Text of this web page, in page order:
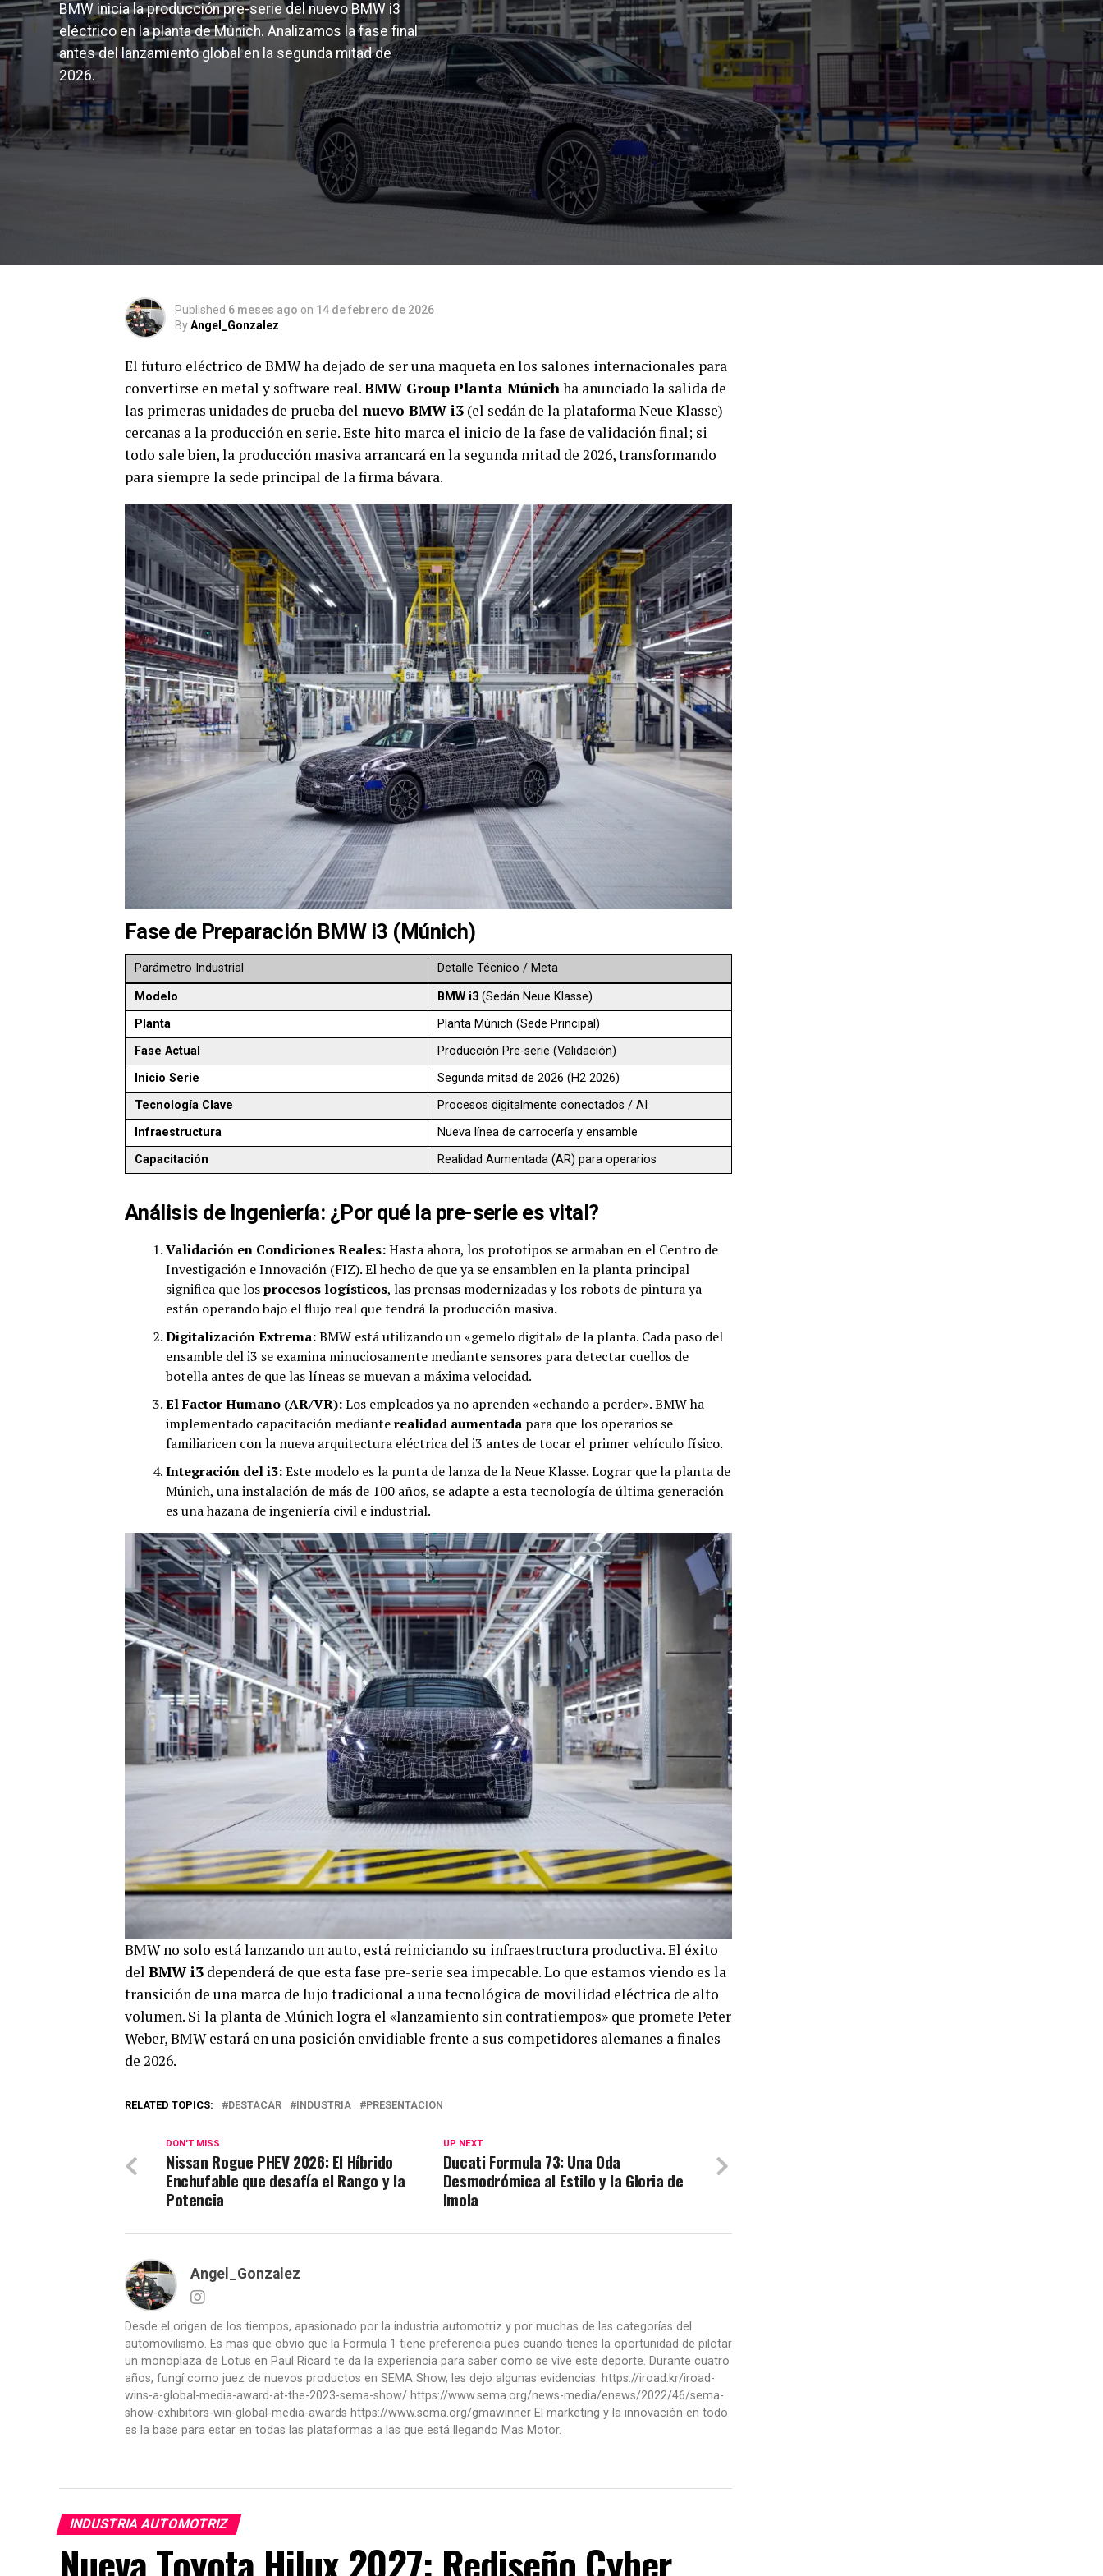
BMW inicia la producción pre-serie del nuevo BMW i3
eléctrico en la planta de Múnich. Analizamos la fase final
antes del lanzamiento global en la segunda mitad de
2026.
Published 6 meses ago on 14 de febrero de 2026
ByAngel_Gonzalez
El futuro eléctrico de BMW ha dejado de ser una maqueta en los salones internacionales para
convertirse en metal y software real.BMW Group Planta Múnichha anunciado la salida de
las primeras unidades de prueba del nuevo BMW i3 (el sedán de la plataforma Neue Klasse)
cercanas a la producción en serie. Este hito marca el inicio de la fase de validación final; si
todo sale bien, la producción masiva arrancará en la segunda mitad de 2026, transformando
para siempre la sede principal de la firma bávara.
Fase de Preparación BMW i3 (Múnich)
Parámetro Industrial Detalle Técnico / Meta
Modelo BMW i3 (Sedán Neue Klasse)
Planta
Planta Múnich (Sede Principal)
Fase Actual
Producción Pre-serie (Validación)
Inicio Serie
Segunda mitad de 2026 (H2 2026)
Tecnología Clave
Procesos digitalmente conectados / AI
Infraestructura
Nueva línea de carrocería y ensamble
Capacitación
Realidad Aumentada (AR) para operarios
Análisis de Ingeniería: ¿Por qué la pre-serie es vital?
Validación en Condiciones Reales:Hasta ahora, los prototipos se armaban en el Centro de
Investigación e Innovación (FIZ). El hecho de que ya se ensamblen en la planta principal
significa que losprocesos logísticos, las prensas modernizadas y los robots de pintura ya
están operando bajo el flujo real que tendrá la producción masiva.
Digitalización Extrema:BMW está utilizando un «gemelo digital» de la planta. Cada paso del
ensamble del i3 se examina minuciosamente mediante sensores para detectar cuellos de
botella antes de que las líneas se muevan a máxima velocidad.
El Factor Humano (AR/VR):Los empleados ya no aprenden «echando a perder». BMW ha
implementado capacitación medianterealidad aumentada para que los operarios se
familiaricen con la nueva arquitectura eléctrica del i3 antes de tocar el primer vehículo físico.
Integración del i3:Este modelo es la punta de lanza de la Neue Klasse. Lograr que la planta de
Múnich, una instalación de más de 100 años, se adapte a esta tecnología de última generación
es una hazaña de ingeniería civil e industrial.
BMW no solo está lanzando un auto, está reiniciando su infraestructura productiva. El éxito
del BMW i3 dependerá de que esta fase pre-serie sea impecable. Lo que estamos viendo es la
transición de una marca de lujo tradicional a una tecnológica de movilidad eléctrica de alto
volumen. Si la planta de Múnich logra el «lanzamiento sin contratiempos» que promete Peter
Weber, BMW estará en una posición envidiable frente a sus competidores alemanes a finales
de 2026.
RELATED TOPICS: DESTACAR INDUSTRIA PRESENTACIÓN
UP NEXT
Ducati Formula 73: Una Oda
Desmodrómica al Estilo y la Gloria de
Imola
DON'T MISS
Nissan Rogue PHEV 2026: El Híbrido
Enchufable que desafía el Rango y la
Potencia
Angel_Gonzalez
Desde el origen de los tiempos, apasionado por la industria automotriz y por muchas de las categorías del
automovilismo. Es mas que obvio que la Formula 1 tiene preferencia pues cuando tienes la oportunidad de pilotar
un monoplaza de Lotus en Paul Ricard te da la experiencia para saber como se vive este deporte. Durante cuatro
años, fungí como juez de nuevos productos en SEMA Show, les dejo algunas evidencias: https://iroad.kr/iroad-
wins-a-global-media-award-at-the-2023-sema-show/ https://www.sema.org/news-media/enews/2022/46/sema-
show-exhibitors-win-global-media-awards https://www.sema.org/gmawinner El marketing y la innovación en todo
es la base para estar en todas las plataformas a las que está llegando Mas Motor.
INDUSTRIA AUTOMOTRIZ
Nueva Toyota Hilux 2027: Rediseño Cyber